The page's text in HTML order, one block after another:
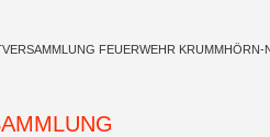
FEUERWEHR KRUMMHÖRN-